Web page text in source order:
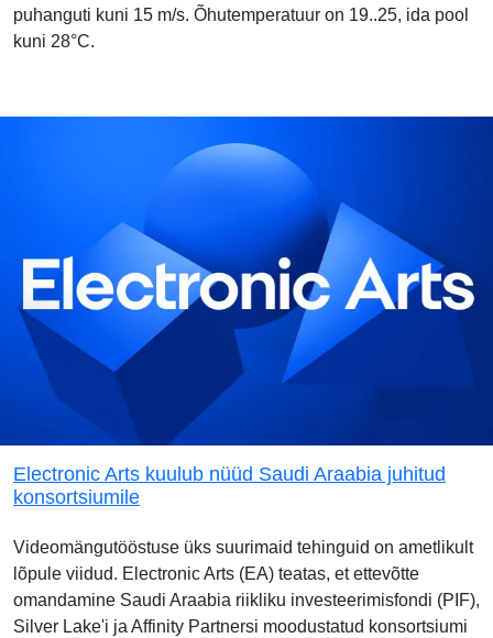
puhanguti kuni 15 m/s. Õhutemperatuur on 19..25, ida pool
kuni 28°C.
Electronic Arts kuulub nüüd Saudi Araabia juhitud
konsortsiumile
Videomängutööstuse üks suurimaid tehinguid on ametlikult
lõpule viidud. Electronic Arts (EA) teatas, et ettevõtte
omandamine Saudi Araabia riikliku investeerimisfondi (PIF),
Silver Lake'i ja Affinity Partnersi moodustatud konsortsiumi